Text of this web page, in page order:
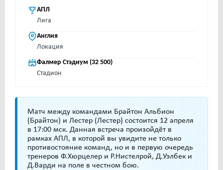
АПЛ
Лига
Англия
Локация
Фалмер Стэдиум (32 500)
Стадион
Матч между командами Брайтон Альбион
(Брайтон) и Лестер (Лестер) состоится 12 апреля
в 17:00 мск. Данная встреча произойдёт в
рамках АПЛ, в которой вы увидите не только
противостояние команд, но и в первую очередь
тренеров Ф.Хюрцелер и Р.Нистелрой, Д.Уэлбек и
Д.Варди на поле в честном бою.